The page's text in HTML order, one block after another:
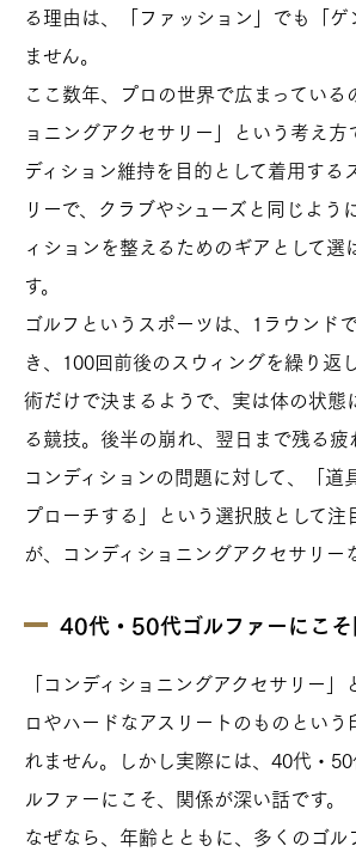
る理由は、「ファッション」でも「ゲ
ません。
ここ数年、プロの世界で広まっている
ョニングアクセサリー」という考え方
ディション維持を目的として着用する
リーで、クラブやシューズと同じよう
ィションを整えるためのギアとして選
す。
ゴルフというスポーツは、1ラウンド
き、100回前後のスウィングを繰り返
術だけで決まるようで、実は体の状態
る競技。後半の崩れ、翌日まで残る
コンディションの問題に対して、「道
プローチする」という選択肢として注
が、コンディショニングアクセサリー
40代・50代ゴルファーにこ
「コンディショニングアクセサリー
ロやハードなアスリートのものとい
れません。しかし実際には、40代・
ルファーにこそ、関係が深い話です。
なぜなら、年齢とともに、多くのゴル